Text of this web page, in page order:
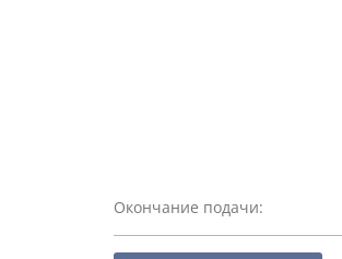
Окончание подачи: